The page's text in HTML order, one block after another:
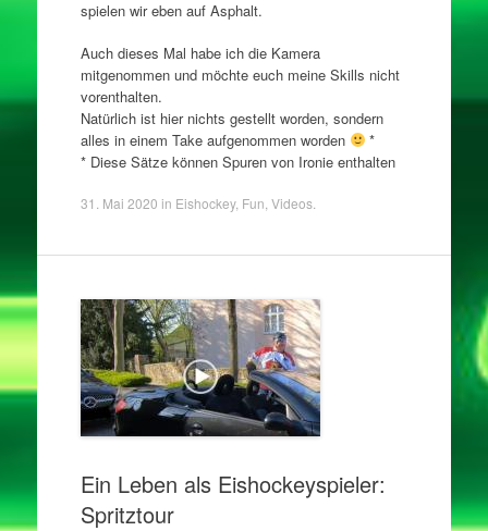
spielen wir eben auf Asphalt.
Auch dieses Mal habe ich die Kamera
mitgenommen und möchte euch meine Skills nicht
vorenthalten.
Natürlich ist hier nichts gestellt worden, sondern
alles in einem Take aufgenommen worden
*
* Diese Sätze können Spuren von Ironie enthalten
31. Mai 2020 in Eishockey, Fun Videos.
Ein Leben als Eishockeyspieler:
Spritztour